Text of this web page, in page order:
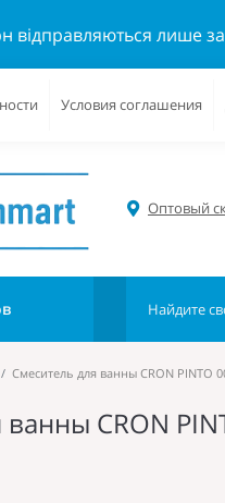
відправляються лише
Условия соглашения
Оптовый
Смеситель для ванны CRON PINTO
CRON